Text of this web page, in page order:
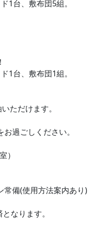
1台、敷布団5組。
1台、敷布団1組。
ただけます。
過ごしください。
）
常備(使用方法案内あり)
なります。